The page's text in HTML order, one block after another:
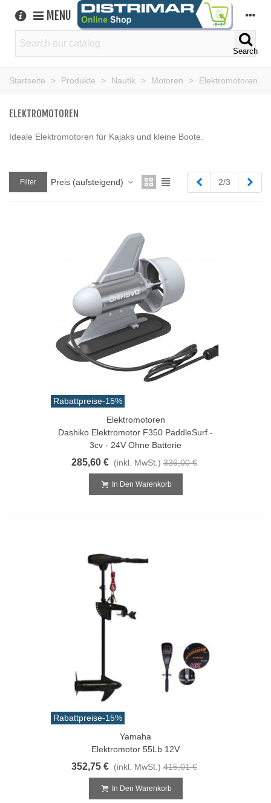
MENU
Search
Startseite > Produkte > Nautik > Motoren > Elektromotoren
ELEKTROMOTOREN
Ideale Elektromotoren für Kajaks und kleine Boote.
Filter Preis (aufsteigend) Zurück
2/3
Rabattpreise-15%
Elektromotoren
Dashiko Elektromotor F350 PaddleSurf -
3cv - 24V Ohne Batterie
285,60 € (inkl. MwSt.) 336,00 €
In Den Warenkorb
Rabattpreise-15%
Yamaha
Elektromotor 55Lb 12V
352,75 € (inkl. MwSt.) 415,01 €
In Den Warenkorb